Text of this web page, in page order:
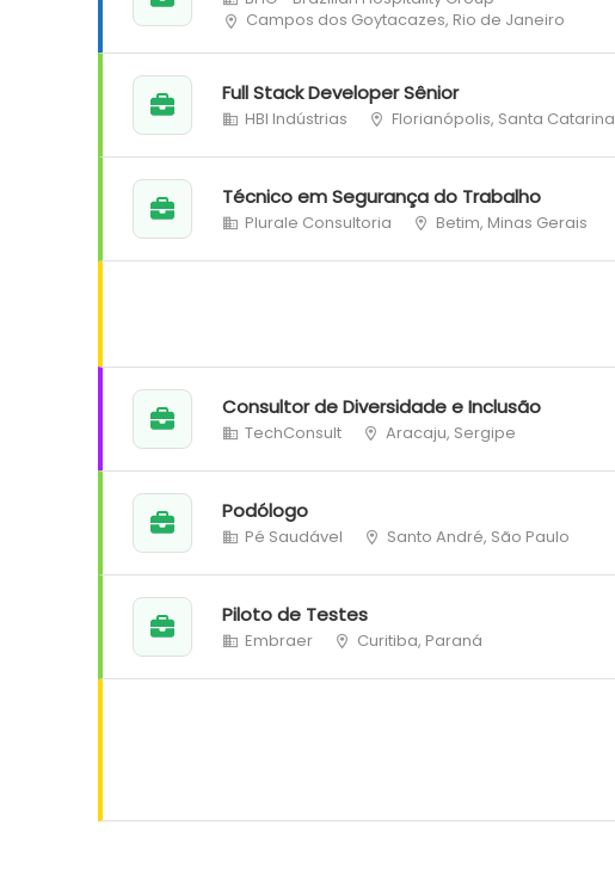
Campos dos Goytacazes, Rio de Janeiro
Full Stack Developer Sênior
HBI Indústrias Florianópolis, Santa Catarina
Técnico em Segurança do Trabalho
Plurale Consultoria Betim, Minas Gerais
Consultor de Diversidade e Inclusão
TechConsult Aracaju, Sergipe
Podólogo
Pé Saudável Santo André, São Paulo
Piloto de Testes
Embraer Curitiba, Paraná